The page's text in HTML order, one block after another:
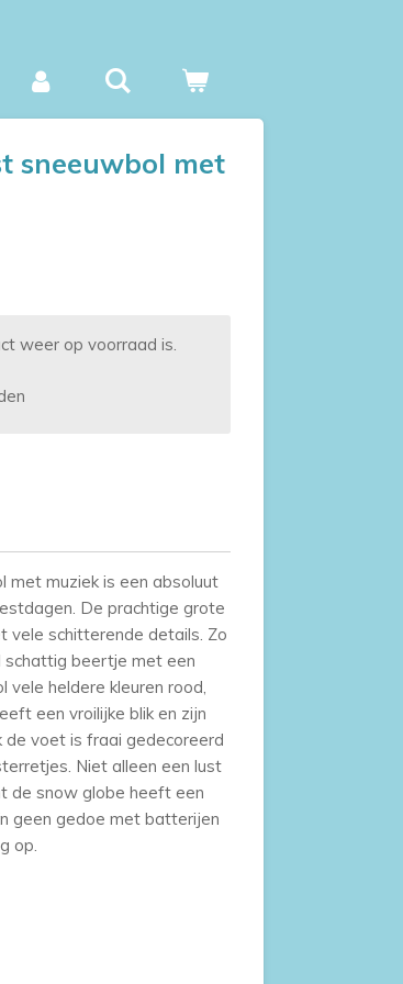
sneeuwbol met
weer op voorraad is.
muziek is een absoluut
De prachtige grote
schitterende details. Zo
schattig beertje met een
vele heldere kleuren rood,
een vroilijke blik en zijn
voet is fraai gedecoreerd
Niet alleen een lust
de snow globe heeft een
geen gedoe met batterijen
op.